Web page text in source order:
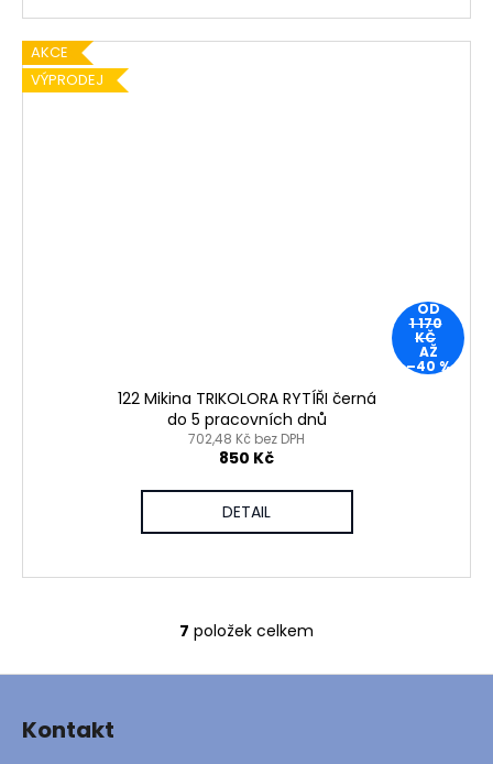
AKCE
VÝPRODEJ
OD
1 170
KČ
AŽ
–40 %
122 Mikina TRIKOLORA RYTÍŘI černá
do 5 pracovních dnů
702,48 Kč bez DPH
850 Kč
DETAIL
O
v
7 položek celkem
Kontakt